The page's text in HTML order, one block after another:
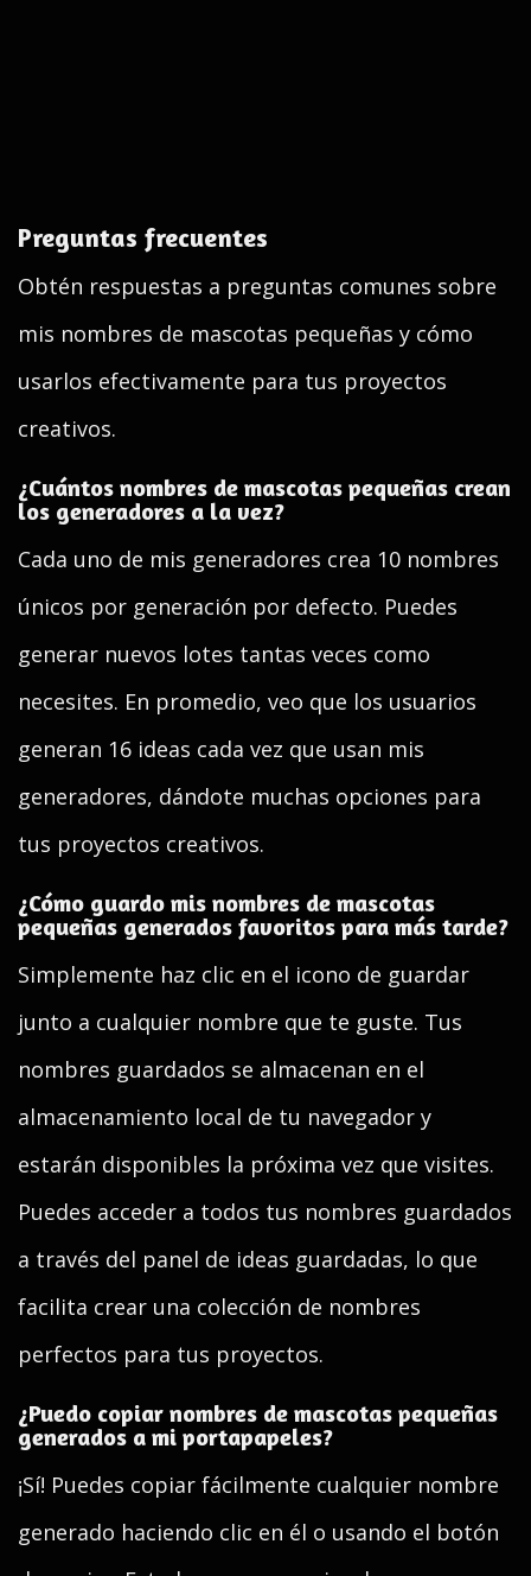
Preguntas frecuentes
Obtén respuestas a preguntas comunes sobre
mis nombres de mascotas pequeñas y cómo
usarlos efectivamente para tus proyectos
creativos.
¿Cuántos nombres de mascotas pequeñas crean
los generadores a la vez?
Cada uno de mis generadores crea 10 nombres
únicos por generación por defecto. Puedes
generar nuevos lotes tantas veces como
necesites. En promedio, veo que los usuarios
generan 16 ideas cada vez que usan mis
generadores, dándote muchas opciones para
tus proyectos creativos.
¿Cómo guardo mis nombres de mascotas
pequeñas generados favoritos para más tarde?
Simplemente haz clic en el icono de guardar
junto a cualquier nombre que te guste. Tus
nombres guardados se almacenan en el
almacenamiento local de tu navegador y
estarán disponibles la próxima vez que visites.
Puedes acceder a todos tus nombres guardados
a través del panel de ideas guardadas, lo que
facilita crear una colección de nombres
perfectos para tus proyectos.
¿Puedo copiar nombres de mascotas pequeñas
generados a mi portapapeles?
¡Sí! Puedes copiar fácilmente cualquier nombre
generado haciendo clic en él o usando el botón